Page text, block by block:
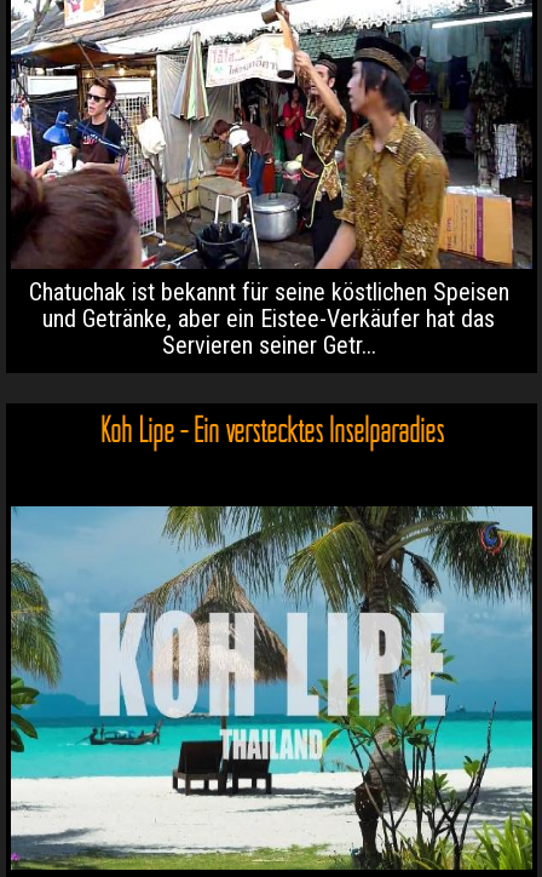
Chatuchak ist bekannt für seine köstlichen Speisen
und Getränke, aber ein Eistee-Verkäufer hat das
Servieren seiner Getr...
Koh Lipe - Ein verstecktes Inselparadies